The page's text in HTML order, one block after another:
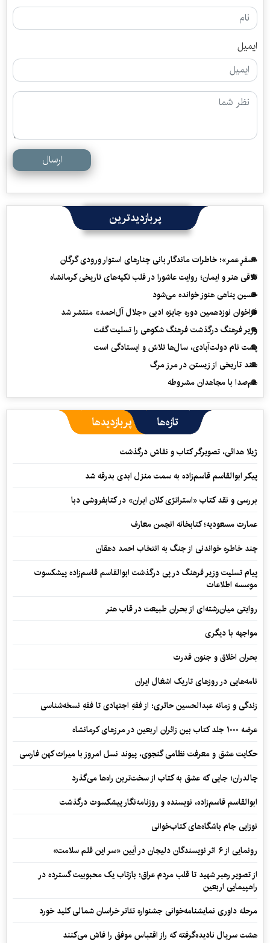
ایمیل
ارسال
پربازدیدترین
«سفرِ عمر»؛ خاطرات ماندگار بانی چنارهای استوار ورودی گرگان
تلاقی هنر و ایمان؛ روایت عاشورا در قلب تکیه‌های تاریخی کرمانشاه
حسین پناهی هنوز خوانده می‌شود
فراخوان نوزدهمین دوره جایزه ادبی «جلال آل‌احمد» منتشر شد
وزیر فرهنگ درگذشت فرهنگ شکوهی را تسلیت گفت
پشت نام دولت‌آبادی، سال‌ها تلاش و ایستادگی است
سند تاریخی از زیستن در مرز مرگ
هم‌صدا با مجاهدان مشروطه
تازه‌ها پربازدیدها
ژیلا هدائی، تصویرگر کتاب و نقاش درگذشت
پیکر ابوالقاسم قاسم‌زاده به سمت منزل ابدی بدرقه شد
بررسی و نقد کتاب «استراتژی کلان ایران» در کتابفروشی دبا
عمارت مسعودیه؛ کتابخانه انجمن معارف
چند خاطره خواندنی از جنگ به انتخاب احمد دهقان
پیام تسلیت وزیر فرهنگ در پی درگذشت ابوالقاسم قاسم‌زاده پیشکسوت
موسسه اطلاعات
روایتی میان‌رشته‌ای از بحران طبیعت در قاب هنر
مواجهه با دیگری
بحران اخلاق و جنون قدرت
نامه‌هایی در روزهای تاریک اشغال ایران
زندگی و زمانه عبدالحسین حائری؛ از فقهِ اجتهادی تا فقهِ نسخه‌شناسی
عرضه ۱۰۰۰ جلد کتاب بین زائران اربعین در مرزهای کرمانشاه
حکایت عشق و معرفت نظامی گنجوی، پیوند نسل امروز با میراث کهن فارسی
چالدران؛ جایی که عشق به کتاب از سخت‌ترین راه‌ها می‌گذرد
ابوالقاسم قاسم‌زاده، نویسنده و روزنامه‌نگار پیشکسوت درگذشت
نوزایی جام باشگاه‌های کتاب‌خوانی
رونمایی از ۶ اثر نویسندگان دلیجان در آیین «سر این قلم سلامت»
از تصویر رهبر شهید تا قلب مردم عراق؛ بازتاب یک محبوبیت گسترده در
راهپیمایی اربعین
مرحله داوری نمایشنامه‌خوانی جشنواره تئاتر خراسان شمالی کلید خورد
هشت سریال نادیده‌گرفته که راز اقتباس موفق را فاش می‌کنند